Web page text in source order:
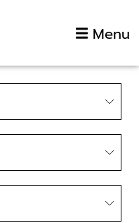
Menu